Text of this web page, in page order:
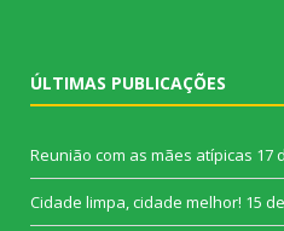
ÚLTIMAS PUBLICAÇÕES
Reunião com as mães atípicas 17
Cidade limpa, cidade melhor! 15